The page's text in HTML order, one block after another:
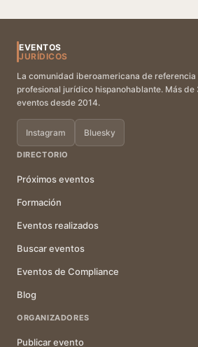
EVENTOS
JURÍDICOS
La comunidad iberoamericana de referencia
profesional jurídico hispanohablante. Más
eventos desde 2014.
Instagram Bluesky
DIRECTORIO
Próximos eventos
Formación
Eventos realizados
Buscar eventos
Eventos de Compliance
Blog
ORGANIZADORES
Publicar evento